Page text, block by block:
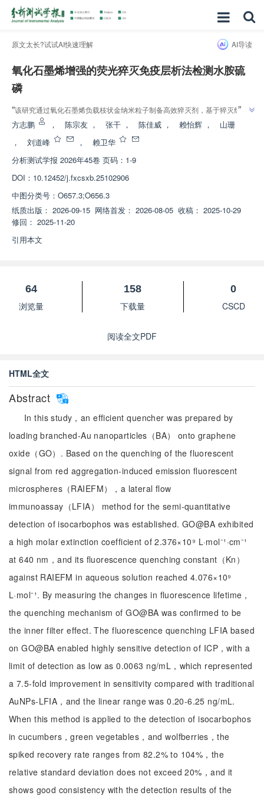
原文太长?试试AI快速理解 AI导读
氧化石墨烯增强的荧光猝灭免疫层析法检测水胺硫
磷
“该研究通过氧化石墨烯负载枝状金纳米粒子制备高效猝灭剂，基于猝灭红色
聚集诱导发光荧光微球的荧光信号，建立了一种侧流免疫层析半定量检测水胺
硫磷的方法，为水胺硫磷的现场快速检测提供了新思路。
”
方志鹏 ， 陈宗友 ， 张干 ， 陈佳威 ， 赖怡辉 ，
山珊
，
刘道峰 ，
赖卫华
分析测试学报 2026年45卷 页码：1-9
DOI： 10.12452/j.fxcsxb.25102906
中图分类号： O657.3;O656.3
纸质出版： 2026-09-15 网络首发： 2026-08-05 收稿： 2025-10-29
修回： 2025-11-20
引用本文
64
浏览量
158
下载量
0
CSCD
阅读全文PDF
HTML全文
Abstract
In this study，an efficient quencher was prepared by
loading branched-Au nanoparticles（BA） onto graphene
oxide（GO）. Based on the quenching of the fluorescent
signal from red aggregation-induced emission fluorescent
microspheres（RAIEFM），a lateral flow
immunoassay（LFIA） method for the semi-quantitative
detection of isocarbophos was established. GO@BA exhibited
a high molar extinction coefficient of 2.376×10⁹ L·mol⁻¹·cm⁻¹
at 640 nm，and its fluorescence quenching constant（Kn）
against RAIEFM in aqueous solution reached 4.076×10⁹
L·mol⁻¹. By measuring the changes in fluorescence lifetime，
the quenching mechanism of GO@BA was confirmed to be
the inner filter effect. The fluorescence quenching LFIA based
on GO@BA enabled highly sensitive detection of ICP，with a
limit of detection as low as 0.0063 ng/mL，which represented
a 7.5-fold improvement in sensitivity compared with traditional
AuNPs-LFIA，and the linear range was 0.20-6.25 ng/mL.
When this method is applied to the detection of isocarbophos
in cucumbers，green vegetables，and wolfberries，the
spiked recovery rate ranges from 82.2% to 104%，the
relative standard deviation does not exceed 20%，and it
shows good consistency with the detection results of the